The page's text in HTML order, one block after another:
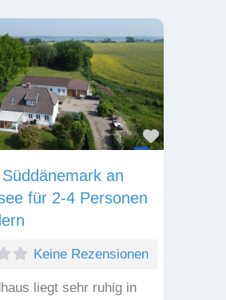
Favorit
an
für 2-4 Personen
Keine Rezensionen
liegt sehr ruhig in